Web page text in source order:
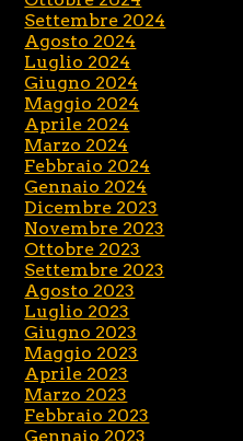
Settembre 2024
Agosto 2024
Luglio 2024
Giugno 2024
Maggio 2024
Aprile 2024
Marzo 2024
Febbraio 2024
Gennaio 2024
Dicembre 2023
Novembre 2023
Ottobre 2023
Settembre 2023
Agosto 2023
Luglio 2023
Giugno 2023
Maggio 2023
Aprile 2023
Marzo 2023
Febbraio 2023
Gennaio 2023